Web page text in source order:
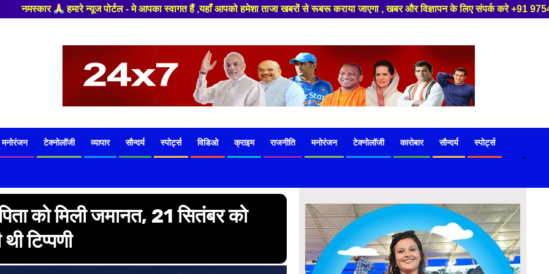
हैं ,यहाँ आपको हमेशा ताजा खबरों से रूबरू कराया जाएगा , खबर और विज्ञापन के लिए संपर्क करे +91 97541 60816 ,हमारे यूट्यूब चैनल को
मनोरंजन टेक्नोलॉजी व्यापार सौन्दर्य स्पोर्ट्स विडिओ क्राइम राजनीति मनोरंजन टेक्नोलॉजी कारोबार सौन्दर्य स्पोर्ट्स
-
को मिली जमानत, 21 सितंबर को
टिप्पणी